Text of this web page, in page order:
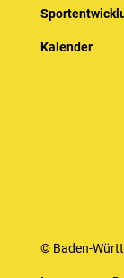
Kalender
© Baden-